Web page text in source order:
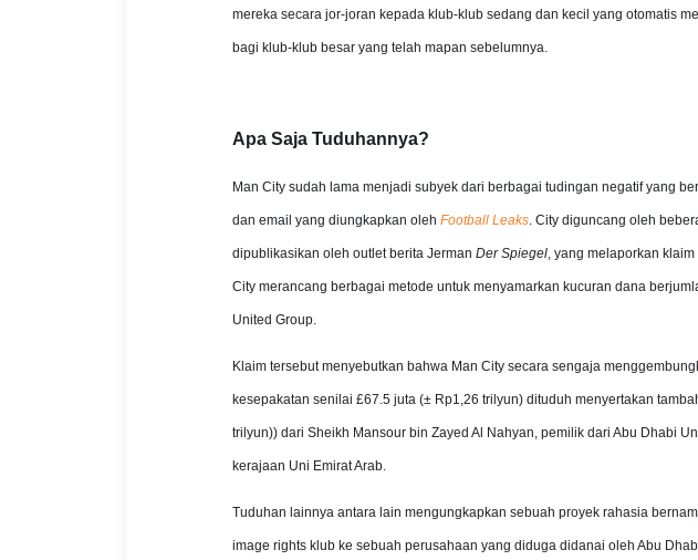
mereka secara jor-joran kepada klub-klub sedang dan kecil yang otomatis
bagi klub-klub besar yang telah mapan sebelumnya.
Apa Saja Tuduhannya?
Man City sudah lama menjadi subyek dari berbagai tudingan negatif yang
dan email yang diungkapkan oleh Football Leaks. City diguncang oleh
dipublikasikan oleh outlet berita Jerman Der Spiegel, yang melaporkan
City merancang berbagai metode untuk menyamarkan kucuran dana
United Group.
Klaim tersebut menyebutkan bahwa Man City secara sengaja
kesepakatan senilai £67.5 juta (± Rp1,26 trilyun) dituduh menyertakan
trilyun)) dari Sheikh Mansour bin Zayed Al Nahyan, pemilik dari Abu Dhabi
kerajaan Uni Emirat Arab.
Tuduhan lainnya antara lain mengungkapkan sebuah proyek rahasia
image rights klub ke sebuah perusahaan yang diduga didanai oleh Abu